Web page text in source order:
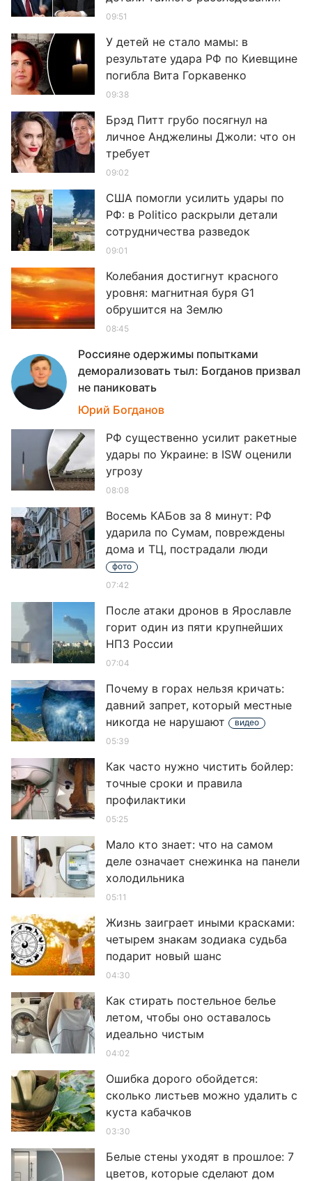
09:51
У детей не стало мамы: в
результате удара РФ по Киевщине
погибла Вита Горкавенко
09:38
Брэд Питт грубо посягнул на
личное Анджелины Джоли: что он
требует
09:02
США помогли усилить удары по
РФ: в Politico раскрыли детали
сотрудничества разведок
09:01
Колебания достигнут красного
уровня: магнитная буря G1
обрушится на Землю
08:45
Россияне одержимы попытками
деморализовать тыл: Богданов призвал
не паниковать
Юрий Богданов
РФ существенно усилит ракетные
удары по Украине: в ISW оценили
угрозу
08:08
Восемь КАБов за 8 минут: РФ
ударила по Сумам, повреждены
дома и ТЦ, пострадали люди
фото
07:42
После атаки дронов в Ярославле
горит один из пяти крупнейших
НПЗ России
07:04
Почему в горах нельзя кричать:
давний запрет, который местные
никогда не нарушают
видео
05:39
Как часто нужно чистить бойлер:
точные сроки и правила
профилактики
05:25
Мало кто знает: что на самом
деле означает снежинка на панели
холодильника
05:11
Жизнь заиграет иными красками:
четырем знакам зодиака судьба
подарит новый шанс
04:30
Как стирать постельное белье
летом, чтобы оно оставалось
идеально чистым
04:02
Ошибка дорого обойдется:
сколько листьев можно удалить с
куста кабачков
03:30
Белые стены уходят в прошлое: 7
цветов, которые сделают дом